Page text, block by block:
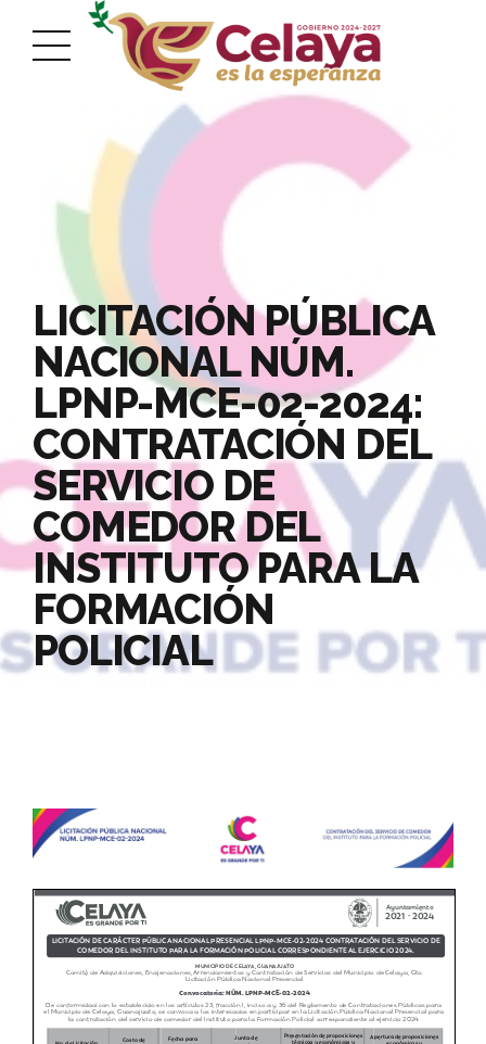
LICITACIÓN PÚBLICA
NACIONAL NÚM.
LPNP-MCE-02-2024:
CONTRATACIÓN DEL
SERVICIO DE
COMEDOR DEL
INSTITUTO PARA LA
FORMACIÓN
POLICIAL